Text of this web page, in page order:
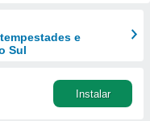
e
Sul
Instalar